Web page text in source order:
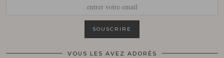
VOUS LES AVEZ ADORÉS